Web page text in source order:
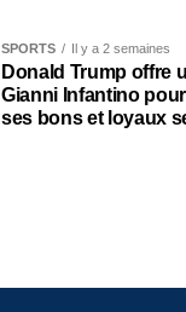
SPORTS Il y a 2 semaines
Donald Trump offre
Gianni Infantino
ses bons et loyaux